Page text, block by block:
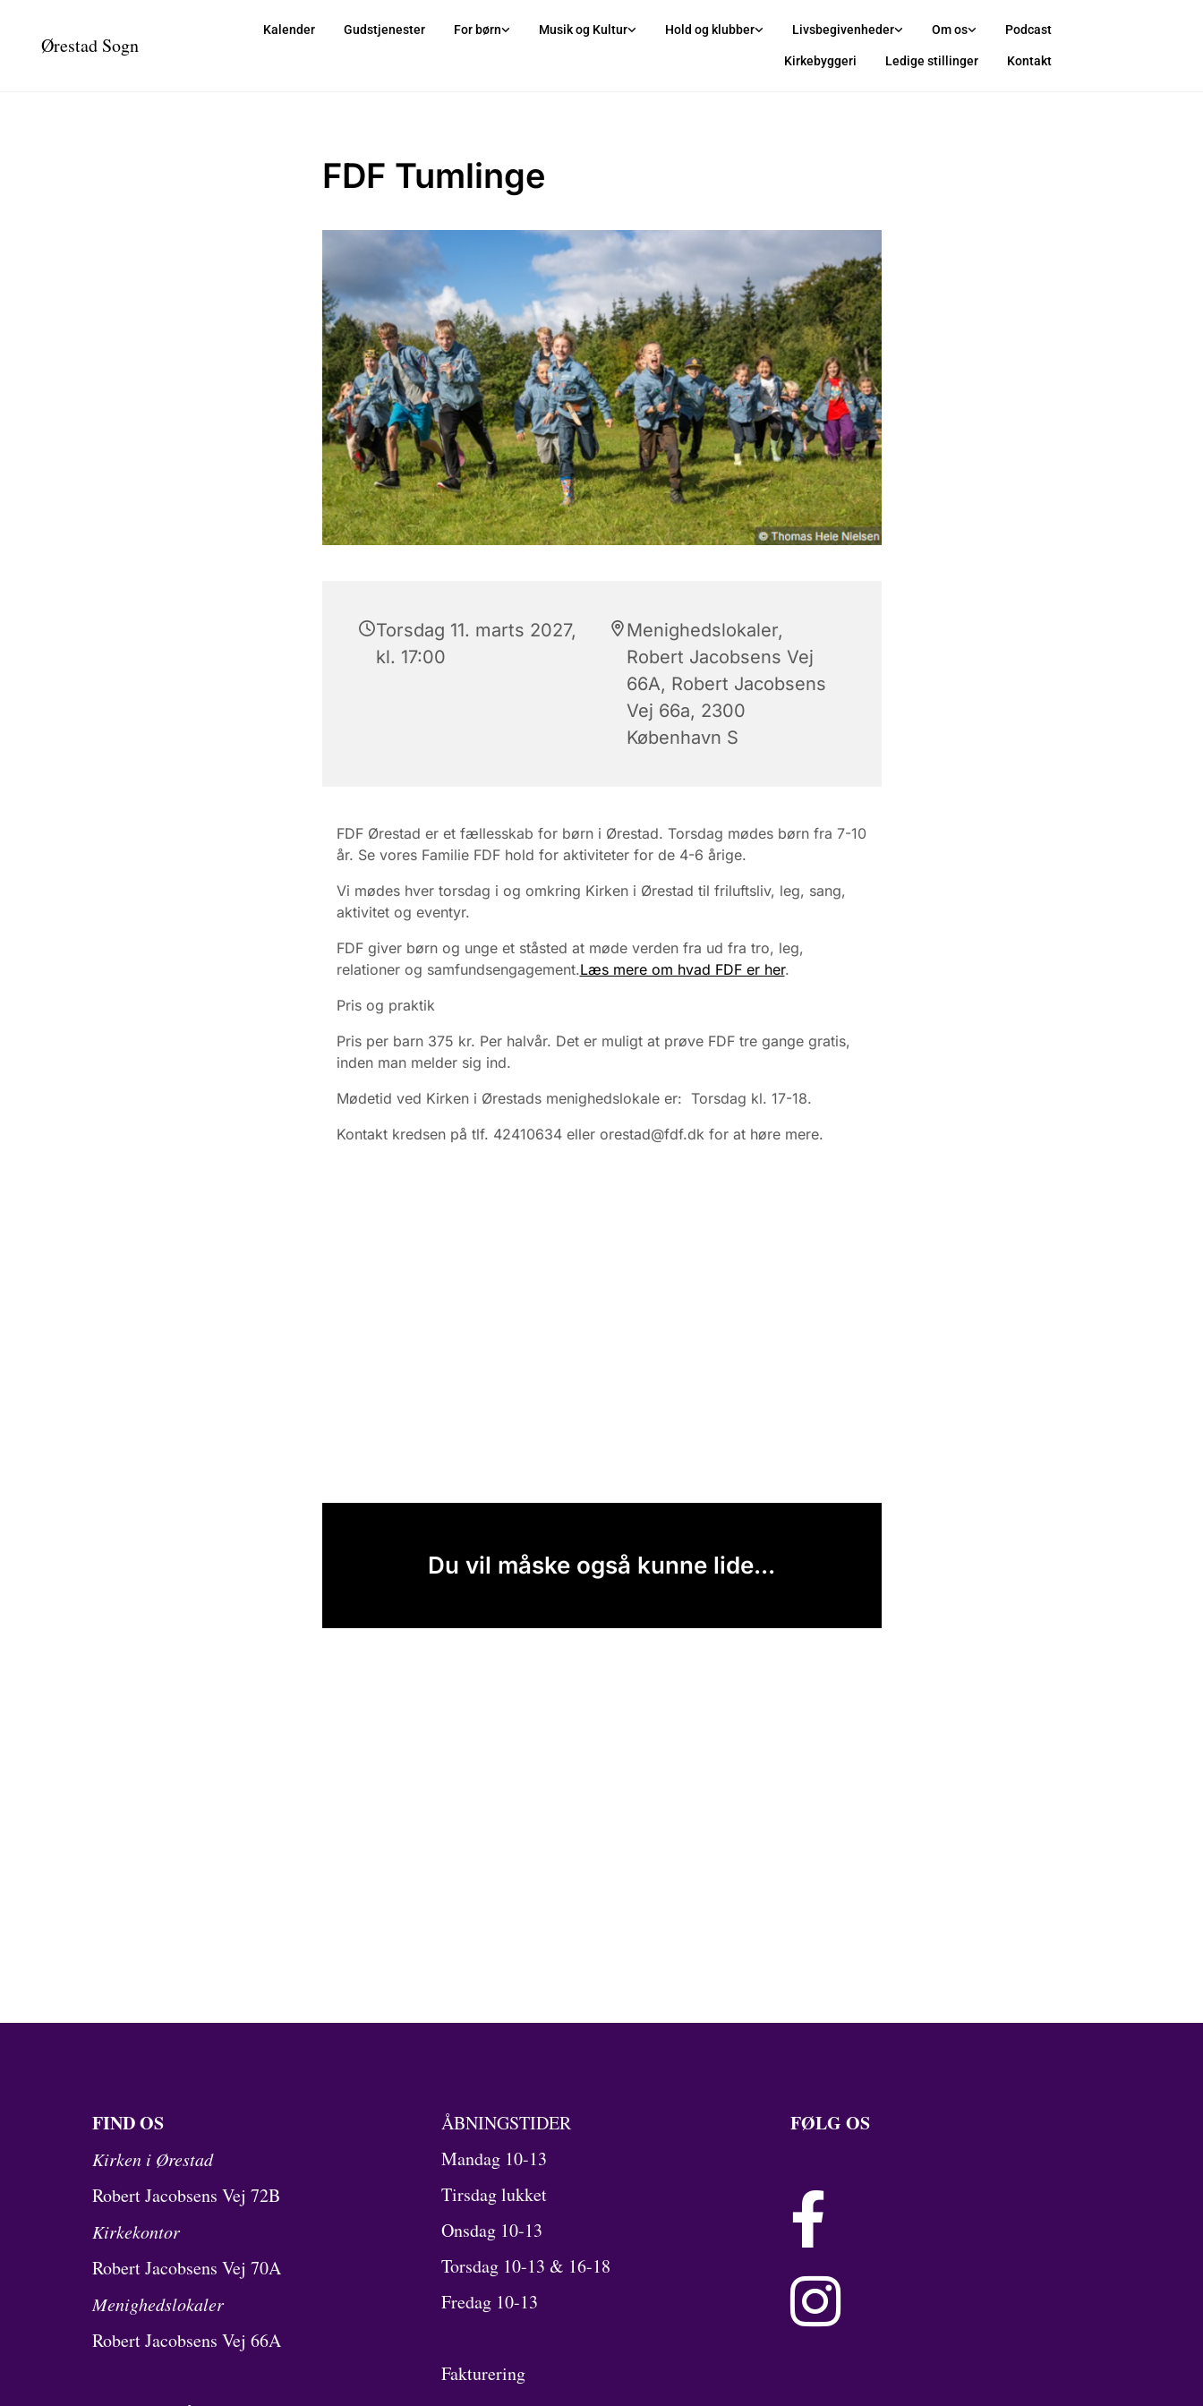
Ørestad Sogn
Kalender Gudstjenester For børn Musik og Kultur Hold og klubber Livsbegivenheder Om os Podcast
Kirkebyggeri Ledige stillinger Kontakt
FDF Tumlinge
Torsdag 11. marts 2027,
kl. 17:00
Menighedslokaler,
Robert Jacobsens Vej
66A, Robert Jacobsens
Vej 66a, 2300
København S
FDF Ørestad er et fællesskab for børn i Ørestad. Torsdag mødes børn fra 7-10
år. Se vores Familie FDF hold for aktiviteter for de 4-6 årige.
Vi mødes hver torsdag i og omkring Kirken i Ørestad til friluftsliv, leg, sang,
aktivitet og eventyr.
FDF giver børn og unge et ståsted at møde verden fra ud fra tro, leg,
relationer og samfundsengagement.Læs mere om hvad FDF er her.
Pris og praktik
Pris per barn 375 kr. Per halvår. Det er muligt at prøve FDF tre gange gratis,
inden man melder sig ind.
Mødetid ved Kirken i Ørestads menighedslokale er: Torsdag kl. 17-18.
Kontakt kredsen på tlf. 42410634 eller orestad@fdf.dk for at høre mere.
Du vil måske også kunne lide...
FIND OS
Kirken i Ørestad
Robert Jacobsens Vej 72B
Kirkekontor
Robert Jacobsens Vej 70A
Menighedslokaler
Robert Jacobsens Vej 66A
ÅBNINGSTIDER
Mandag 10-13
Tirsdag lukket
Onsdag 10-13
Torsdag 10-13 & 16-18
Fredag 10-13
Fakturering
FØLG OS

